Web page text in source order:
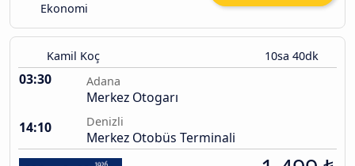
Ekonomi
Kamil Koç 10sa 40dk
03:30 Adana
Merkez Otogarı
14:10
Denizli
Merkez Otobüs Terminali